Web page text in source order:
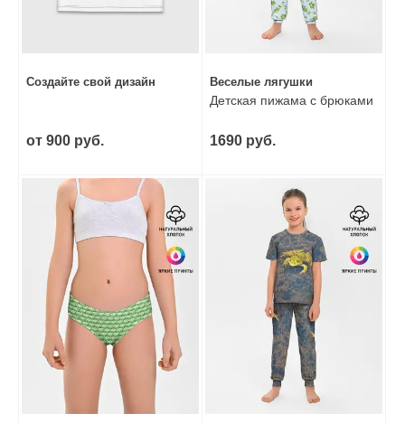
Создайте свой дизайн
от 900 руб.
Веселые лягушки
Детская пижама с брюками
1690 руб.